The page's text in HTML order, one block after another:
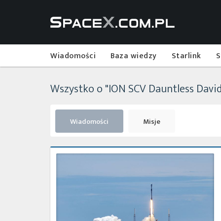
Wiadomości Baza wiedzy Starlink
Wszystko o "ION SCV Dauntless
Wiadomości Misje
Falcon